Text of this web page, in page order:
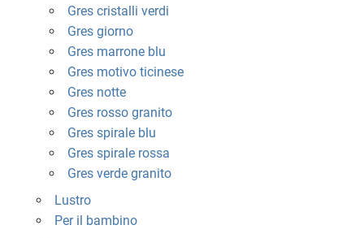
Gres cristalli verdi
Gres giorno
Gres marrone blu
Gres motivo ticinese
Gres notte
Gres rosso granito
Gres spirale blu
Gres spirale rossa
Gres verde granito
Lustro
Per il bambino